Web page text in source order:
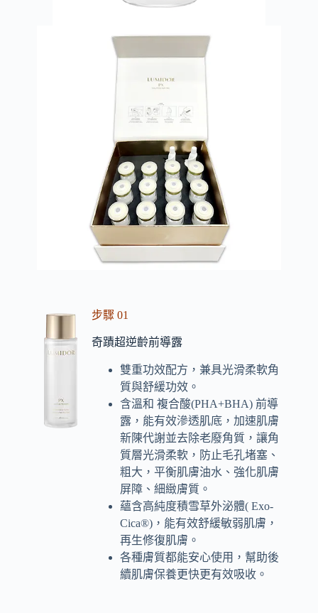
步驟 01
奇蹟超逆齡前導露
雙重功效配方，兼具光滑柔軟角
質與舒緩功效。
含溫和 複合酸(PHA+BHA) 前導
露，能有效滲透肌底，加速肌膚
新陳代謝並去除老廢角質，讓角
質層光滑柔軟，防止毛孔堵塞、
粗大，平衡肌膚油水、強化肌膚
屏障、細緻膚質。
蘊含高純度積雪草外泌體( Exo-
Cica®)，能有效舒緩敏弱肌膚，
再生修復肌膚。
各種膚質都能安心使用，幫助後
續肌膚保養更快更有效吸收。